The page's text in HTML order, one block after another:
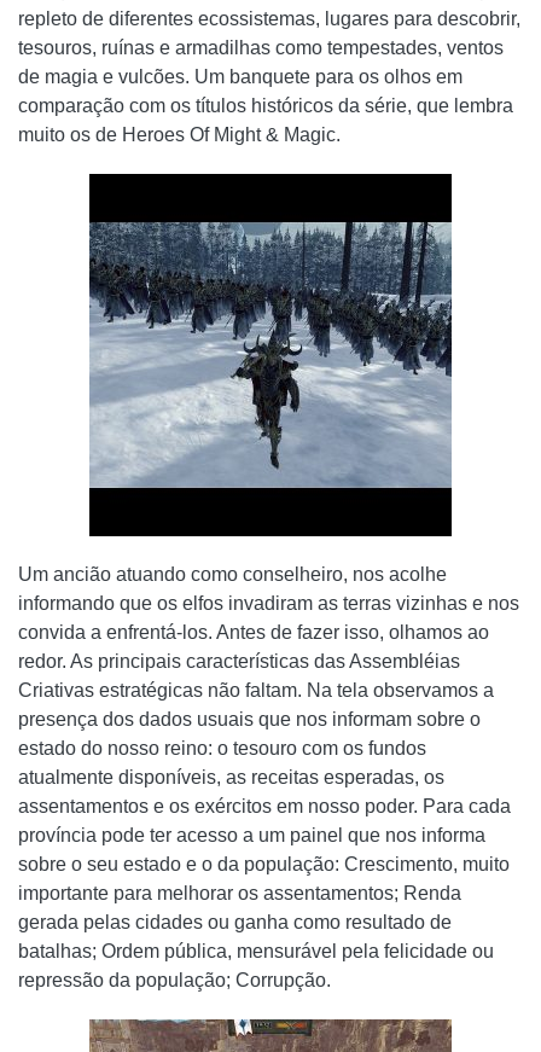
repleto de diferentes ecossistemas, lugares para descobrir,
tesouros, ruínas e armadilhas como tempestades, ventos
de magia e vulcões. Um banquete para os olhos em
comparação com os títulos históricos da série, que lembra
muito os de Heroes Of Might & Magic.
Um ancião atuando como conselheiro, nos acolhe
informando que os elfos invadiram as terras vizinhas e nos
convida a enfrentá-los. Antes de fazer isso, olhamos ao
redor. As principais características das Assembléias
Criativas estratégicas não faltam. Na tela observamos a
presença dos dados usuais que nos informam sobre o
estado do nosso reino: o tesouro com os fundos
atualmente disponíveis, as receitas esperadas, os
assentamentos e os exércitos em nosso poder. Para cada
província pode ter acesso a um painel que nos informa
sobre o seu estado e o da população: Crescimento, muito
importante para melhorar os assentamentos; Renda
gerada pelas cidades ou ganha como resultado de
batalhas; Ordem pública, mensurável pela felicidade ou
repressão da população; Corrupção.